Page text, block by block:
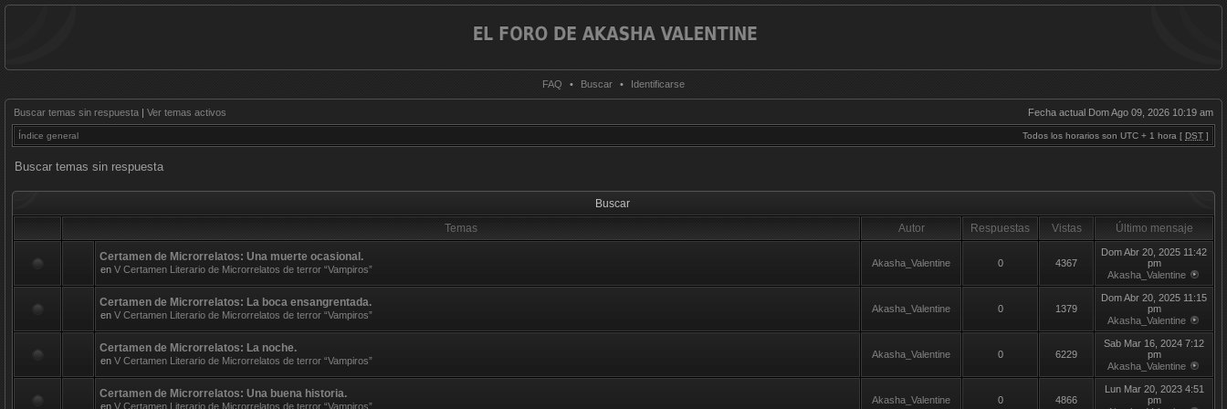
FAQ • Buscar • Identificarse
Buscar temas sin respuesta | Ver temas activos Fecha actual Dom Ago 09, 2026 10:19 am
Índice general Todos los horarios son UTC + 1 hora [ DST ]
Buscar temas sin respuesta
Buscar
Temas
Autor Respuestas Vistas Último mensaje
Certamen de Microrrelatos: Una muerte ocasional.
en V Certamen Literario de Microrrelatos de terror “Vampiros”
Akasha_Valentine 0 4367
Dom Abr 20, 2025 11:42
pm
Akasha_Valentine
Certamen de Microrrelatos: La boca ensangrentada.
en V Certamen Literario de Microrrelatos de terror “Vampiros”
Akasha_Valentine 0 1379
Dom Abr 20, 2025 11:15
pm
Akasha_Valentine
Certamen de Microrrelatos: La noche.
en V Certamen Literario de Microrrelatos de terror “Vampiros”
Akasha_Valentine 0 6229
Sab Mar 16, 2024 7:12
pm
Akasha_Valentine
Certamen de Microrrelatos: Una buena historia.
en V Certamen Literario de Microrrelatos de terror “Vampiros”
Akasha_Valentine 0 4866
Lun Mar 20, 2023 4:51
pm